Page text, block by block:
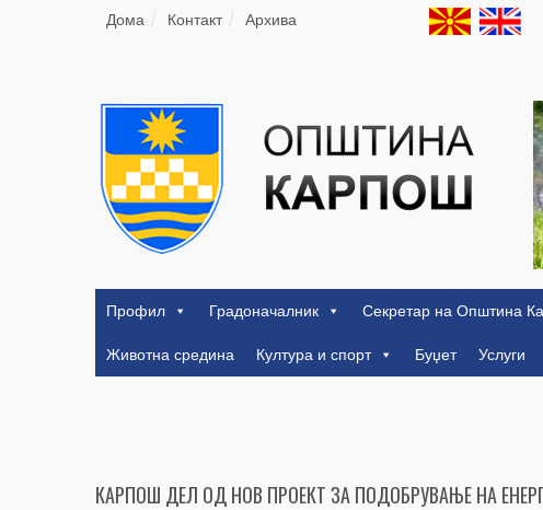
Дома Контакт Архива
Профил Градоначалник Секретар на Општина
Животна средина
Култура и спорт Буџет Услуги
КАРПОШ ДЕЛ ОД НОВ ПРОЕКТ ЗА ПОДОБРУВАЊЕ НА